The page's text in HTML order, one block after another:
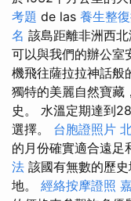
考題 de las 養生整
名 該島距離非洲西
可以與我們的辦公室
機飛往薩拉拉神話般
獨特的美麗自然寶藏
史。 水溫定期達到
選擇。 台胞證照片
的月份確實適合遠足
法 該國有無數的歷
地。 經絡按摩證照